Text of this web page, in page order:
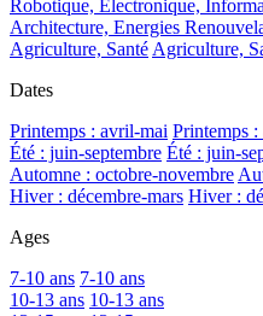
Robotique, Electronique,
Architecture, Energies
Agriculture, Santé Agriculture,
Dates
Printemps : avril-mai Printemps
Été : juin-septembre Été : juin-
Automne : octobre-novembre
Hiver : décembre-mars Hiver :
Ages
7-10 ans 7-10 ans
10-13 ans 10-13 ans